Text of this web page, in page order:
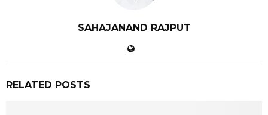
SAHAJANAND RAJPUT
RELATED POSTS